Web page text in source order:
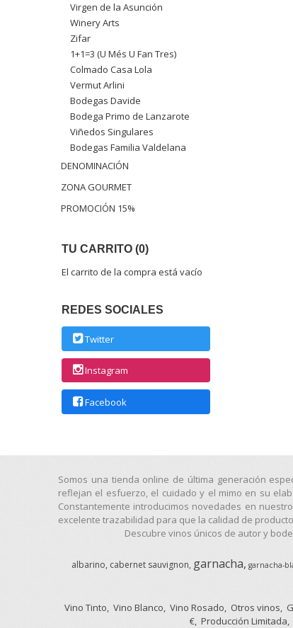
Virgen de la Asunción
Winery Arts
Zifar
1+1=3 (U Més U Fan Tres)
Colmado Casa Lola
Vermut Arlini
Bodegas Davide
Bodega Primo de Lanzarote
Viñedos Singulares
Bodegas Familia Valdelana
DENOMINACIÓN
ZONA GOURMET
PROMOCIÓN 15%
TU CARRITO (0)
El carrito de la compra está vacío
REDES SOCIALES
Twitter
Instagram
Facebook
Somos una tienda online de última generación
reflejan el esfuerzo, el cuidado y el mimo en su
Constantemente introducimos novedades en
excelente trazabilidad para que la calidad de
Descubre vinos únicos de autor y
albarino cabernet sauvignon garnacha garnacha-
Vino Tinto Vino Blanco Vino Rosado Otros vinos
€ Producción Limitada